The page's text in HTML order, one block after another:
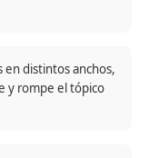
en distintos anchos,
y rompe el tópico